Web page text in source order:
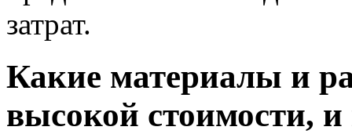
затрат.
Какие материалы и
высокой стоимости,